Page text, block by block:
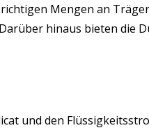
Mengen an
hinaus bieten die
und den